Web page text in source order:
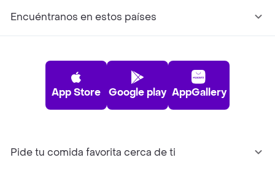
Encuéntranos en estos países
App Store Google play AppGallery
Pide tu comida favorita cerca de ti